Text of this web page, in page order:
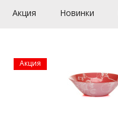
Акция Новинки
Акция